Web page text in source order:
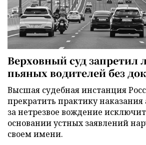
Верховный суд запретил
пьяных водителей без
Высшая судебная инстанция
прекратить практику наказания
за нетрезвое вождение
основании устных заявлений
своем имени.